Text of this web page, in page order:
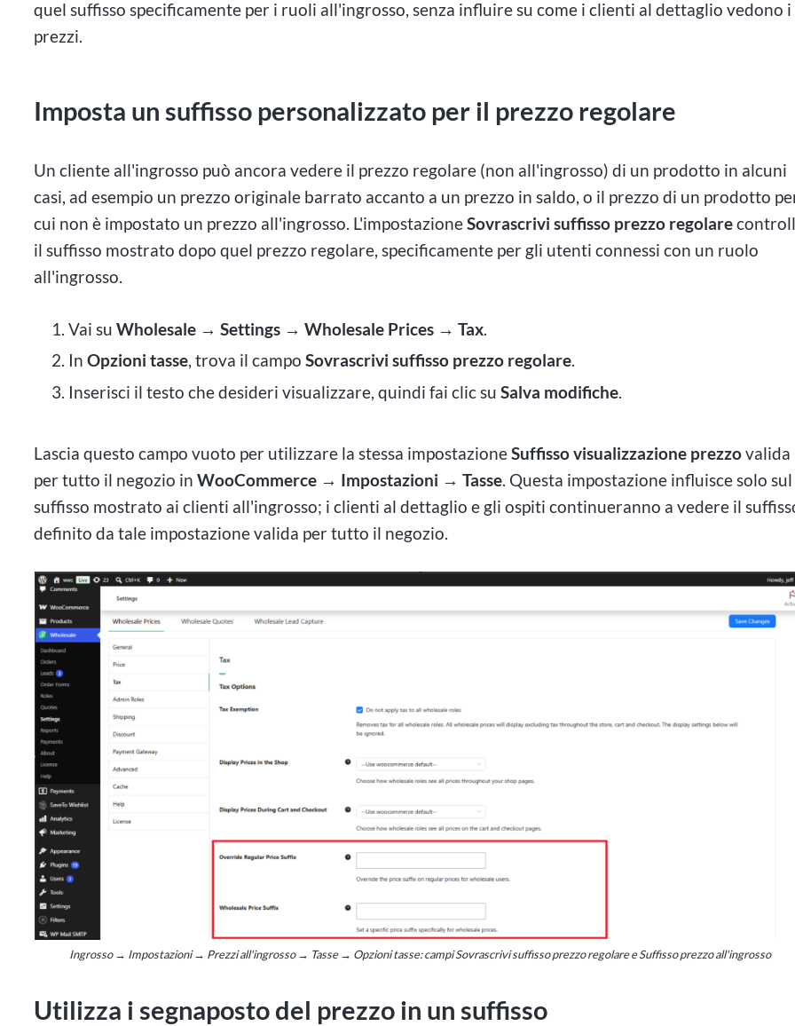
quel suffisso specificamente per i ruoli all'ingrosso, senza influire su come i clienti al dettaglio vedono i
prezzi.
Imposta un suffisso personalizzato per il prezzo regolare
Un cliente all'ingrosso può ancora vedere il prezzo regolare (non all'ingrosso) di un prodotto in alcuni
casi, ad esempio un prezzo originale barrato accanto a un prezzo in saldo, o il prezzo di un prodotto
cui non è impostato un prezzo all'ingrosso. L'impostazioneSovrascrivi suffisso prezzo regolare
il suffisso mostrato dopo quel prezzo regolare, specificamente per gli utenti connessi con un ruolo
all'ingrosso.
Vai su Wholesale → Settings → Wholesale Prices → Tax.
In Opzioni tasse, trova il campo Sovrascrivi suffisso prezzo regolare.
Inserisci il testo che desideri visualizzare, quindi fai clic su Salva modifiche.
Lascia questo campo vuoto per utilizzare la stessa impostazioneSuffisso visualizzazione prezzovalida
per tutto il negozio inWooCommerce → Impostazioni → Tasse . Questa impostazione influisce solo sul
suffisso mostrato ai clienti all'ingrosso; i clienti al dettaglio e gli ospiti continueranno a vedere il
definito da tale impostazione valida per tutto il negozio.
Ingrosso → Impostazioni → Prezzi all'ingrosso → Tasse → Opzioni tasse: campi Sovrascrivi suffisso prezzo regolare e Suffisso prezzo all'ingrosso
Utilizza i segnaposto del prezzo in un suffisso